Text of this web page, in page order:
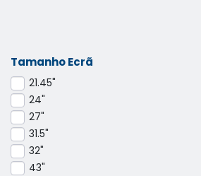
Tamanho Ecrã
21.45"
24"
27"
31.5"
32"
43"